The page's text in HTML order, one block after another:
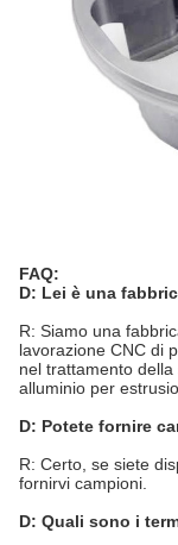
FAQ:
D: Lei è una
R: Siamo una
lavorazione CNC di
nel trattamento
alluminio per
D: Potete fornire
R: Certo, se siete
fornirvi campioni.
D: Quali sono i